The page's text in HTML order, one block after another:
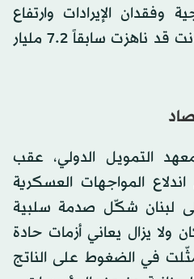
وفقدان الإيرادات وارتفاع
تكاليف التشغيل، التي كانت قد ناهزت سابقاً 7.2 مليار
التمويل الدولي، عقب
المواجهات العسكرية
لبنان شكّل صدمة سلبية
ولا يزال يعاني أزمات حادة
عام 2019، تمثّلت في الضغوط على الناتج